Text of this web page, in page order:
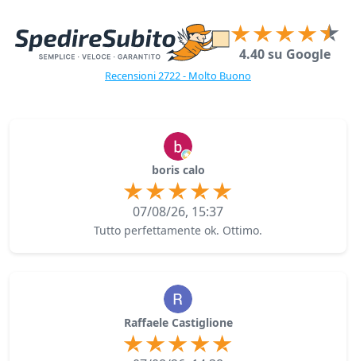
4.40 su Google
Recensioni 2722 - Molto Buono
boris calo
07/08/26, 15:37
Tutto perfettamente ok. Ottimo.
Raffaele Castiglione